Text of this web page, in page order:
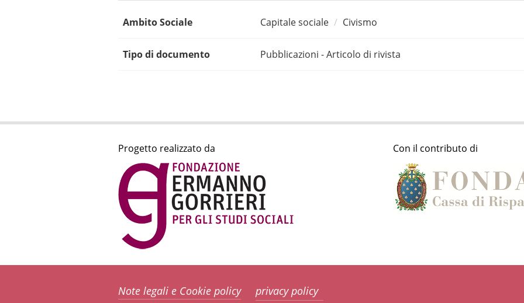
Ambito Sociale Capitale sociale Civismo
Tipo di documento Pubblicazioni - Articolo di rivista
Progetto realizzato da Con il contributo di
Note legali e Cookie policy privacy policy